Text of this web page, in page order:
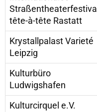
Straßentheaterfestival
tête-à-tête Rastatt
Krystallpalast Varieté
Leipzig
Kulturbüro
Ludwigshafen
Kulturcirquel e.V.